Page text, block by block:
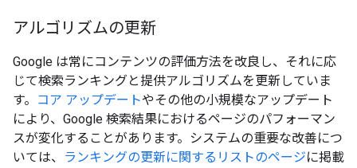
アルゴリズムの更新
Google は常にコンテンツの評価方法を改良し、それに応
じて検索ランキングと提供アルゴリズムを更新していま
す。
コア アップデートやその他の小規模なアップデート
により、Google 検索結果におけるページのパフォーマン
スが変化することがあります。システムの重要な改善につ
いては、
ランキングの更新に関するリストのページに掲載